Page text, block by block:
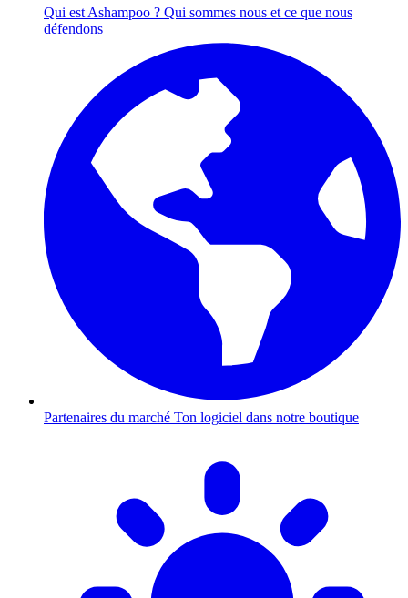
Qui est Ashampoo ? Qui sommes nous et ce que nous
défendons
Partenaires du marché Ton logiciel dans notre boutique